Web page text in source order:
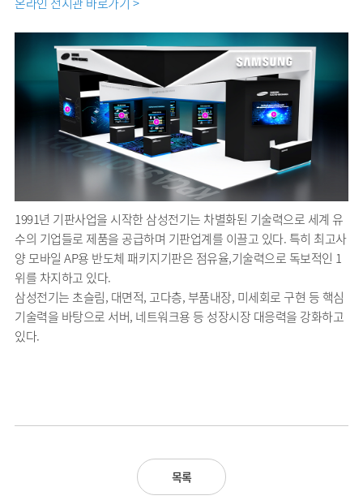
1991년 기판사업을 시작한 삼성전기는 차별화된 기술력으로 세계 유
수의 기업들로 제품을 공급하며 기판업계를 이끌고 있다. 특히 최고사
양 모바일 AP용 반도체 패키지기판은 점유율,기술력으로 독보적인 1
위를 차지하고 있다.
삼성전기는 초슬림, 대면적, 고다층, 부품내장, 미세회로 구현 등 핵심
기술력을 바탕으로 서버, 네트워크용 등 성장시장 대응력을 강화하고
있다.
목록